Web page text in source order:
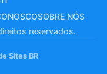
SOBRE NÓS
reservados.
Sites BR